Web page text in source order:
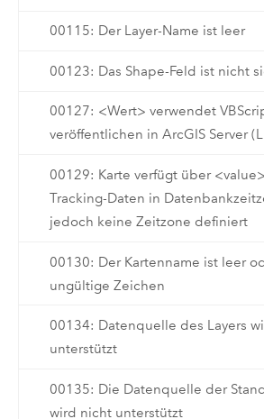
00115: Der Layer-Name ist leer
00123: Das Shape-Feld ist nicht
00127: <Wert> verwendet
veröffentlichen in ArcGIS Server
00129: Karte verfügt über
Tracking-Daten in
jedoch keine Zeitzone definiert
00130: Der Kartenname ist leer
ungültige Zeichen
00134: Datenquelle des Layers
unterstützt
00135: Die Datenquelle der
wird nicht unterstützt